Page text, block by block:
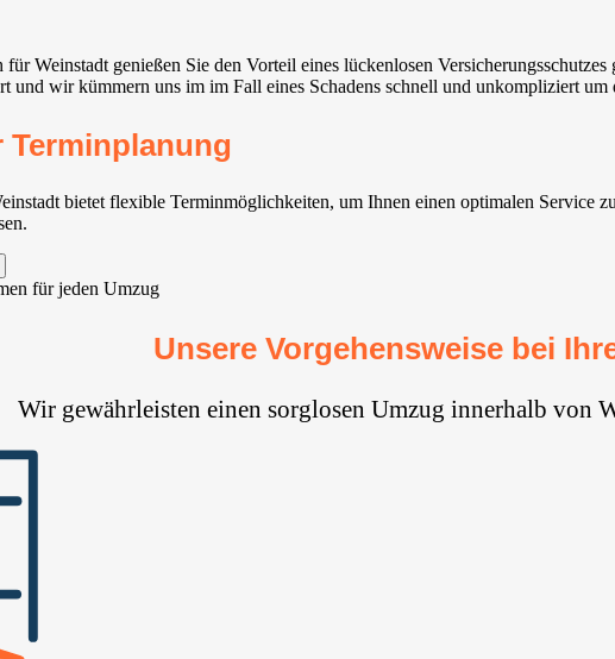
Weinstadt⁠ genießen Sie den Vorteil eines lückenlosen
und wir kümmern uns im im Fall eines Schadens schnell und unkompliziert um
Terminplanung
bietet flexible Terminmöglichkeiten, um Ihnen einen optimalen Service
Unsere Vorgehensweise bei
Wir gewährleisten einen sorglosen Umzug innerhalb von